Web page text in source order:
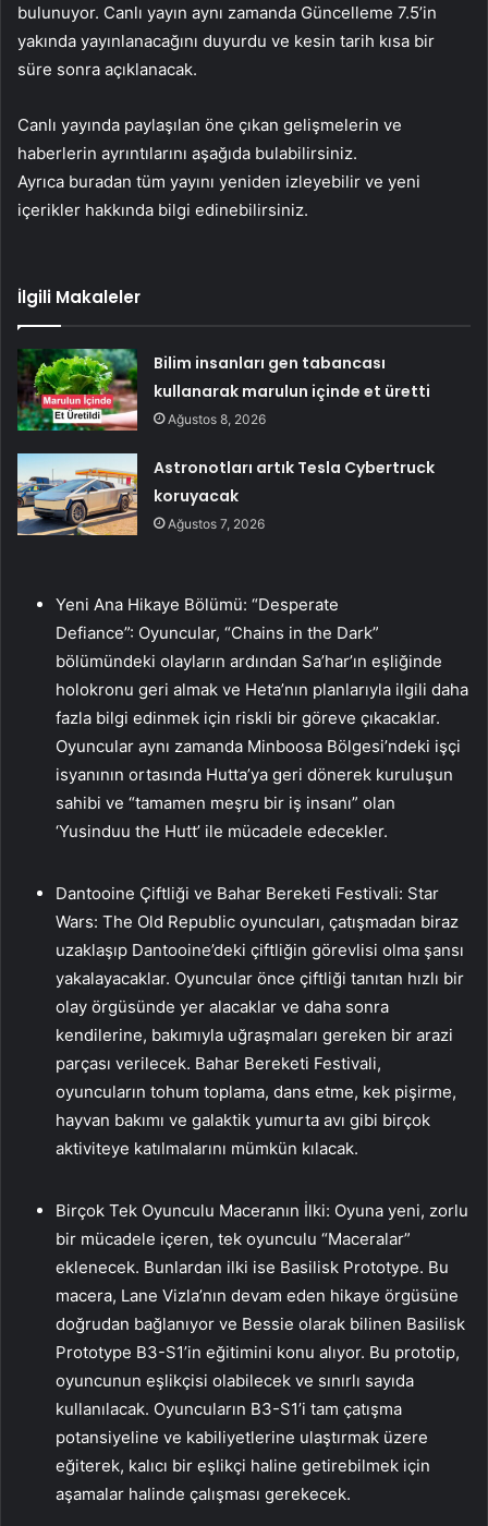
bulunuyor. Canlı yayın aynı zamanda Güncelleme 7.5’in
yakında yayınlanacağını duyurdu ve kesin tarih kısa bir
süre sonra açıklanacak.
Canlı yayında paylaşılan öne çıkan gelişmelerin ve
haberlerin ayrıntılarını aşağıda bulabilirsiniz.
Ayrıca buradan tüm yayını yeniden izleyebilir ve yeni
içerikler hakkında bilgi edinebilirsiniz.
İlgili Makaleler
Bilim insanları gen tabancası
kullanarak marulun içinde et üretti
Ağustos 8, 2026
Astronotları artık Tesla Cybertruck
koruyacak
Ağustos 7, 2026
Yeni Ana Hikaye Bölümü: “Desperate
Defiance”: Oyuncular, “Chains in the Dark”
bölümündeki olayların ardından Sa’har’ın eşliğinde
holokronu geri almak ve Heta’nın planlarıyla ilgili daha
fazla bilgi edinmek için riskli bir göreve çıkacaklar.
Oyuncular aynı zamanda Minboosa Bölgesi’ndeki işçi
isyanının ortasında Hutta’ya geri dönerek kuruluşun
sahibi ve “tamamen meşru bir iş insanı” olan
‘Yusinduu the Hutt’ ile mücadele edecekler.
Dantooine Çiftliği ve Bahar Bereketi Festivali: Star
Wars: The Old Republic oyuncuları, çatışmadan biraz
uzaklaşıp Dantooine’deki çiftliğin görevlisi olma şansı
yakalayacaklar. Oyuncular önce çiftliği tanıtan hızlı bir
olay örgüsünde yer alacaklar ve daha sonra
kendilerine, bakımıyla uğraşmaları gereken bir arazi
parçası verilecek. Bahar Bereketi Festivali,
oyuncuların tohum toplama, dans etme, kek pişirme,
hayvan bakımı ve galaktik yumurta avı gibi birçok
aktiviteye katılmalarını mümkün kılacak.
Birçok Tek Oyunculu Maceranın İlki: Oyuna yeni, zorlu
bir mücadele içeren, tek oyunculu “Maceralar”
eklenecek. Bunlardan ilki ise Basilisk Prototype. Bu
macera, Lane Vizla’nın devam eden hikaye örgüsüne
doğrudan bağlanıyor ve Bessie olarak bilinen Basilisk
Prototype B3-S1’in eğitimini konu alıyor. Bu prototip,
oyuncunun eşlikçisi olabilecek ve sınırlı sayıda
kullanılacak. Oyuncuların B3-S1’i tam çatışma
potansiyeline ve kabiliyetlerine ulaştırmak üzere
eğiterek, kalıcı bir eşlikçi haline getirebilmek için
aşamalar halinde çalışması gerekecek.